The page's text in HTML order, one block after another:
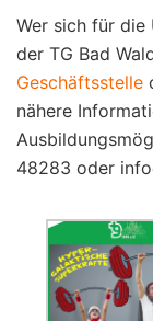
Wer sich für die
der TG Bad
Geschäftsstelle
nähere
48283 oder